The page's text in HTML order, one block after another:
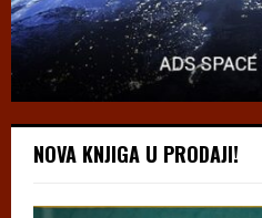
NOVA KNJIGA U PRODAJI!